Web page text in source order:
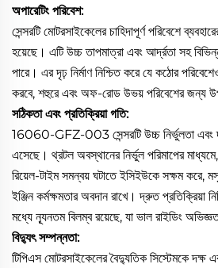
অপারেটিং পরিবেশ:
সেন্সরটি মোটরসাইকেলের চাহিদাপূর্ণ পরিবেশে
হয়েছে। এটি উচ্চ তাপমাত্রা এবং আর্দ্রতা সহ
পারে। এর দৃঢ় নির্মাণ নিশ্চিত করে যে কঠোর
করবে, শহুরে এবং অফ-রোড উভয় পরিবেশের জন্য
সঠিকতা এবং প্রতিক্রিয়া গতি:
16060-GFZ-003 সেন্সরটি উচ্চ নির্ভুলতা এবং
এসেছে। থ্রটল অবস্থানের নির্ভুল পরিমাপের মাধ্যমে,
রিয়েল-টাইম সমন্বয় ঘটাতে ইসিইউকে সক্ষম করে,
ইঞ্জিন কর্মক্ষমতার অবদান রাখে। দ্রুত প্রতিক্রিয়া
মধ্যে ন্যূনতম বিলম্ব রয়েছে, যা ভাল রাইডিং
বিদ্যুৎ সম্পন্নতা:
টিপিএস মোটরসাইকেলের বৈদ্যুতিক সিস্টেমকে দক্ষ